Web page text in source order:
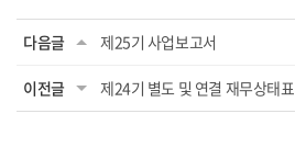
다음글 제25기 사업보고서
이전글 제24기 별도 및 연결 재무상태표